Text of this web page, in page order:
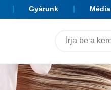
Gyárunk Média